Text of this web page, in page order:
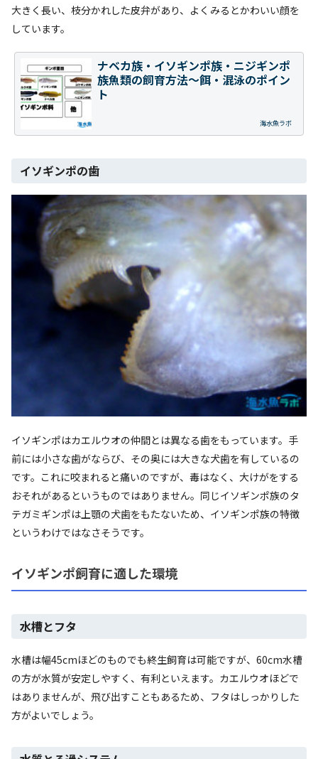
大きく長い、枝分かれした皮弁があり、よくみるとかわいい顔を
しています。
海水魚ラボ
ナベカ族・イソギンポ族・ニジギンポ
族魚類の飼育方法～餌・混泳のポイン
ト
イソギンポの歯
イソギンポはカエルウオの仲間とは異なる歯をもっています。手
前には小さな歯がならび、その奥には大きな犬歯を有しているの
です。これに咬まれると痛いのですが、毒はなく、大けがをする
おそれがあるというものではありません。同じイソギンポ族のタ
テガミギンポは上顎の犬歯をもたないため、イソギンポ族の特徴
というわけではなさそうです。
イソギンポ飼育に適した環境
水槽とフタ
水槽は幅45cmほどのものでも終生飼育は可能ですが、60cm水槽
の方が水質が安定しやすく、有利といえます。カエルウオほどで
はありませんが、飛び出すこともあるため、フタはしっかりした
方がよいでしょう。